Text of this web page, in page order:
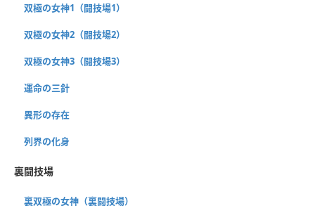
双極の女神1（闘技場1）
双極の女神2（闘技場2）
双極の女神3（闘技場3）
運命の三針
異形の存在
列界の化身
裏闘技場
裏双極の女神（裏闘技場）